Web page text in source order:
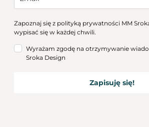
Zapoznaj się z polityką prywatności MM
wypisać się w każdej chwili.
Wyrażam zgodę na otrzymywanie
Sroka Design
Zapisuję się!